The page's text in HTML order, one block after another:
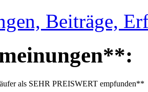
Beiträge,